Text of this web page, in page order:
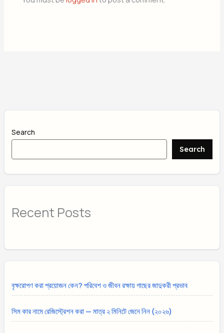
Search
Search
Recent Posts
বৃক্ষরোপণ করা প্রয়োজন কেন? পরিবেশ ও জীবন রক্ষায় গাছের জাদুকরী প্রভাব
সিম কার নামে রেজিস্ট্রেশন করা — মাত্র ২ মিনিটে জেনে নিন (২০২৬)